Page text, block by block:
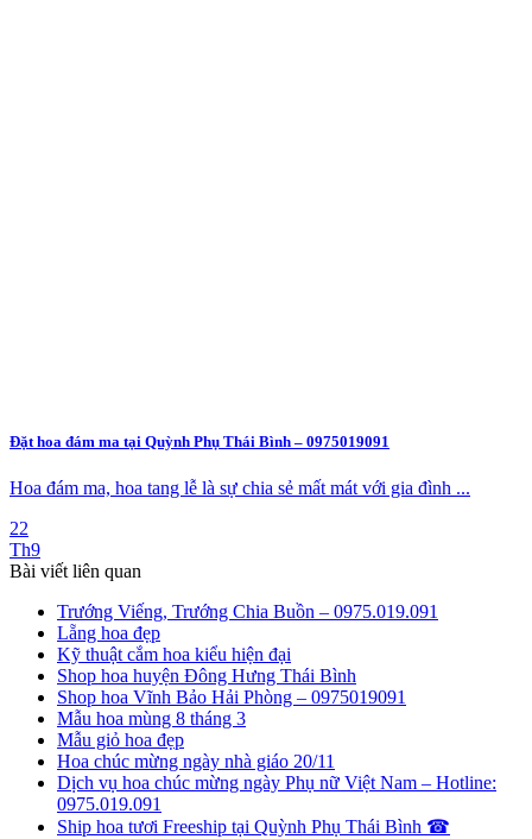
Đặt hoa đám ma tại Quỳnh Phụ Thái Bình – 0975019091
Hoa đám ma, hoa tang lễ là sự chia sẻ mất mát với gia đình ...
22
Th9
Bài viết liên quan
Trướng Viếng, Trướng Chia Buồn – 0975.019.091
Lẵng hoa đẹp
Kỹ thuật cắm hoa kiểu hiện đại
Shop hoa huyện Đông Hưng Thái Bình
Shop hoa Vĩnh Bảo Hải Phòng – 0975019091
Mẫu hoa mùng 8 tháng 3
Mẫu giỏ hoa đẹp
Hoa chúc mừng ngày nhà giáo 20/11
Dịch vụ hoa chúc mừng ngày Phụ nữ Việt Nam – Hotline:
0975.019.091
Ship hoa tươi Freeship tại Quỳnh Phụ Thái Bình ☎